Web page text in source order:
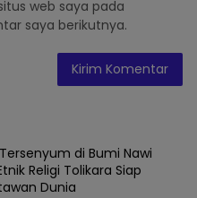
web saya pada
saya berikutnya.
di Bumi Nawi
Religi Tolikara Siap
Dunia